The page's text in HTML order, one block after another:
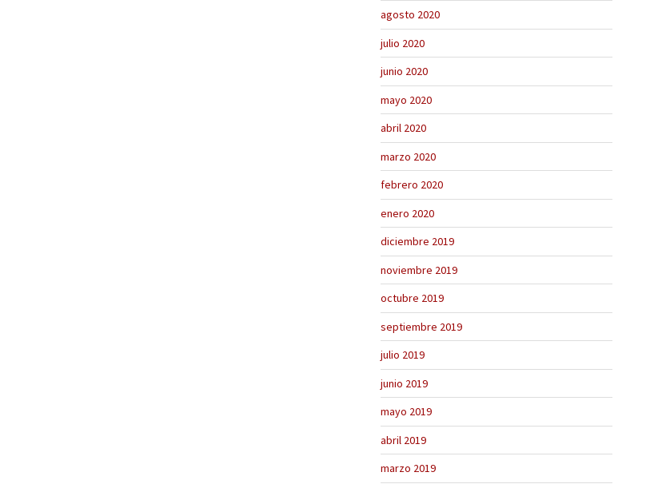
agosto 2020
julio 2020
junio 2020
mayo 2020
abril 2020
marzo 2020
febrero 2020
enero 2020
diciembre 2019
noviembre 2019
octubre 2019
septiembre 2019
julio 2019
junio 2019
mayo 2019
abril 2019
marzo 2019